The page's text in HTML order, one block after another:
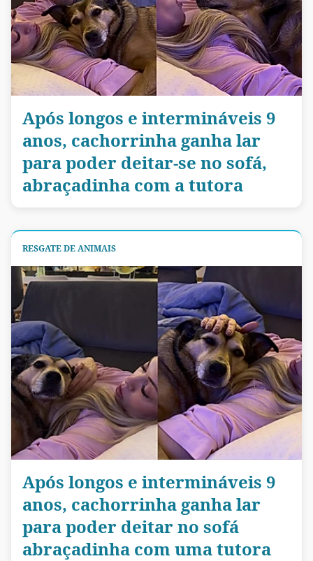
Após longos e intermináveis 9
anos, cachorrinha ganha lar
para poder deitar-se no sofá,
abraçadinha com a tutora
RESGATE DE ANIMAIS
Após longos e intermináveis 9
anos, cachorrinha ganha lar
para poder deitar no sofá
abraçadinha com uma tutora